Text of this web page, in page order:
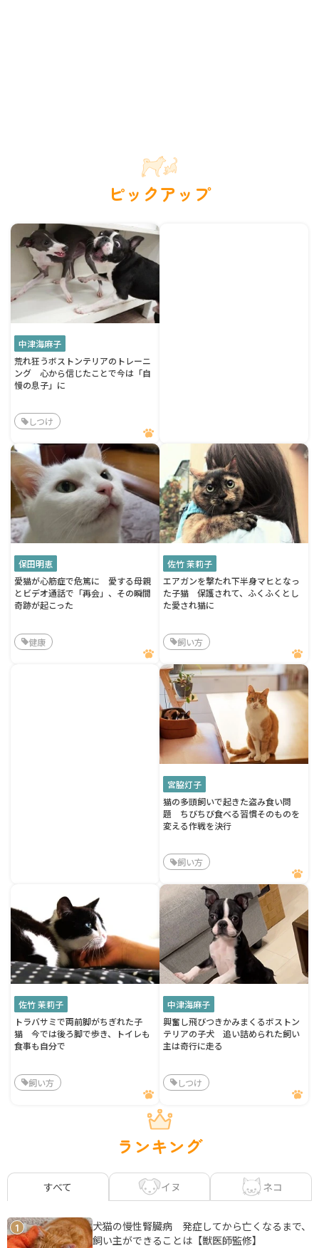
ピックアップ
中津海麻子
荒れ狂うボストンテリアのトレーニ
ング 心から信じたことで今は「自
慢の息子」に
しつけ
保田明恵
愛猫が心筋症で危篤に 愛する母親
とビデオ通話で「再会」、その瞬間
奇跡が起こった
健康
佐竹 茉莉子
エアガンを撃たれ下半身マヒとなっ
た子猫 保護されて、ふくふくとし
た愛され猫に
飼い方
宮脇灯子
猫の多頭飼いで起きた盗み食い問
題 ちびちび食べる習慣そのものを
変える作戦を決行
飼い方
佐竹 茉莉子
トラバサミで両前脚がちぎれた子
猫 今では後ろ脚で歩き、トイレも
食事も自分で
飼い方
中津海麻子
興奮し飛びつきかみまくるボストン
テリアの子犬 追い詰められた飼い
主は奇行に走る
しつけ
ランキング
すべて イヌ ネコ
1
犬猫の慢性腎臓病 発症してから亡くなるまで、
飼い主ができることは【獣医師監修】